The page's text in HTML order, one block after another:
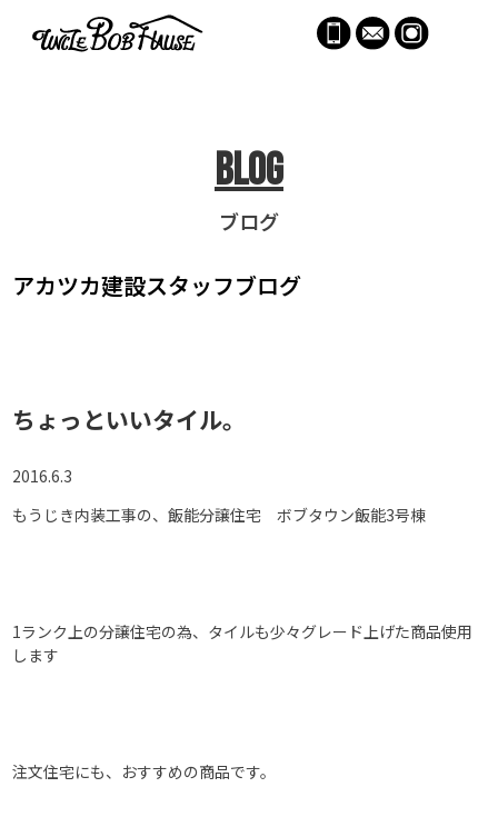
Blog
ブログ
アカツカ建設スタッフブログ
ちょっといいタイル。
2016.6.3
もうじき内装工事の、飯能分譲住宅 ボブタウン飯能3号棟
1ランク上の分譲住宅の為、タイルも少々グレード上げた商品使用
します
注文住宅にも、おすすめの商品です。